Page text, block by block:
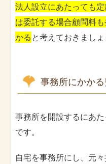
法人設立にあたっても
は委託する場合顧問料
かると考えておきましょ
事務所にかか
事務所を開設するにあ
です。
自宅を事務所にし、元